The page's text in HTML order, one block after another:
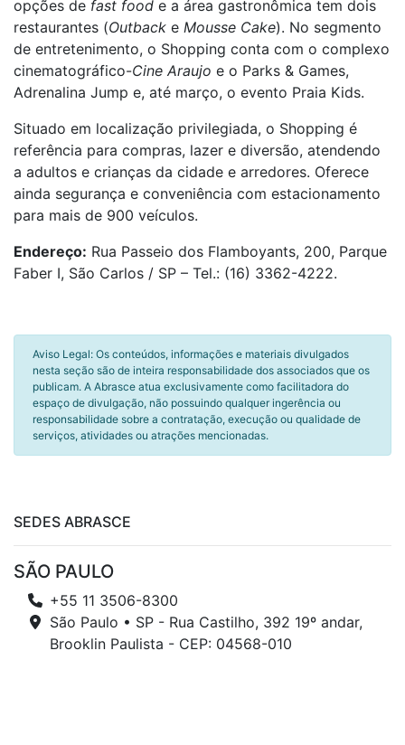
opções de fast food e a área gastronômica tem dois
restaurantes (Outback e Mousse Cake). No segmento
de entretenimento, o Shopping conta com o complexo
cinematográfico-Cine Araujo e o Parks & Games,
Adrenalina Jump e, até março, o evento Praia Kids.
Situado em localização privilegiada, o Shopping é
referência para compras, lazer e diversão, atendendo
a adultos e crianças da cidade e arredores. Oferece
ainda segurança e conveniência com estacionamento
para mais de 900 veículos.
Endereço: Rua Passeio dos Flamboyants, 200, Parque
Faber I, São Carlos / SP – Tel.: (16) 3362-4222.
Aviso Legal: Os conteúdos, informações e materiais divulgados
nesta seção são de inteira responsabilidade dos associados que os
publicam. A Abrasce atua exclusivamente como facilitadora do
espaço de divulgação, não possuindo qualquer ingerência ou
responsabilidade sobre a contratação, execução ou qualidade de
serviços, atividades ou atrações mencionadas.
SEDES ABRASCE
SÃO PAULO
+55 11 3506-8300
São Paulo • SP - Rua Castilho, 392 19º andar,
Brooklin Paulista - CEP: 04568-010